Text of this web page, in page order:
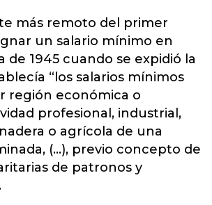
más remoto del primer
un salario mínimo en
de 1945 cuando se expidió la
“los salarios mínimos
región económica o
profesional, industrial,
o agrícola de una
(…), previo concepto de
de patronos y